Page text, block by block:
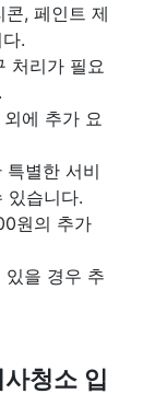
, 페인트 제
.
처리가 필요
에 추가 요
특별한 서비
있습니다.
원의 추가
있을 경우 추
청소 입